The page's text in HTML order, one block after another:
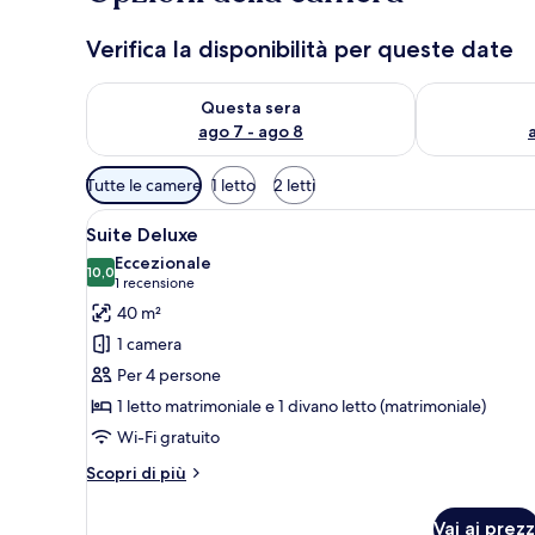
Verifica la disponibilità per queste date
Questa sera
ago 7 - ago 8
Verifica la disponibilità per questa sera, ago 7 - ago 8
Verifica la
Filtri
disponibili
per
le
camere
Tutte le camere 1 letto 2 letti
Apri
tutte
le
foto
per
Suite
Deluxe
Una camera d'albergo con
5
Suite Deluxe
10,010,0 su 10
Eccezionale
1 recensione
(1
recensione)
40 m²
1 camera
Per 4 persone
1 letto matrimoniale e 1 divano letto (matrimoniale)
Wi-Fi gratuito
Scopri di più
Altri
Vai ai